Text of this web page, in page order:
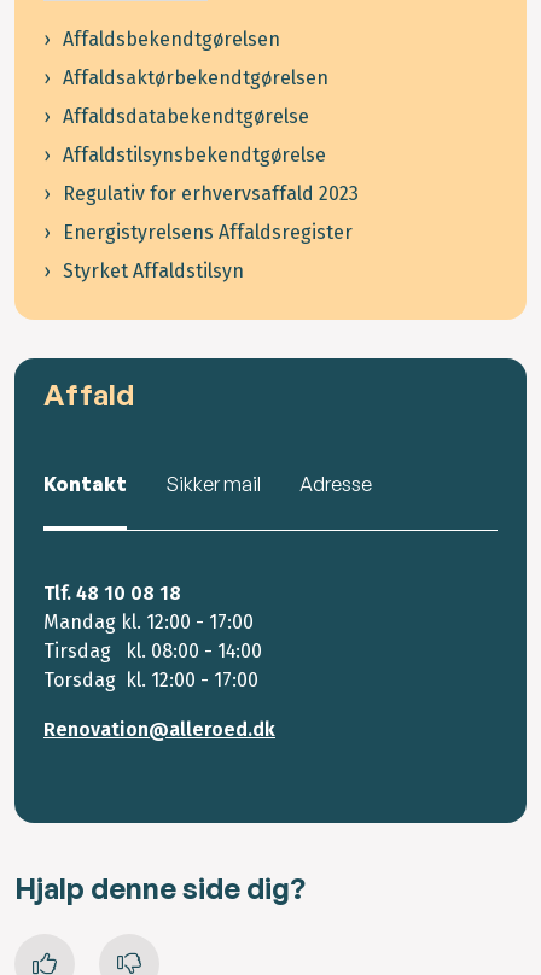
Affaldsbekendtgørelsen
Affaldsaktørbekendtgørelsen
Affaldsdatabekendtgørelse
Affaldstilsynsbekendtgørelse
Regulativ for erhvervsaffald 2023
Energistyrelsens Affaldsregister
Styrket Affaldstilsyn
Affald
Kontakt Sikker mail Adresse
Tlf. 48 10 08 18
Mandag kl. 12:00 - 17:00
Tirsdag kl. 08:00 - 14:00
Torsdag kl. 12:00 - 17:00
Renovation@alleroed.dk
Hjalp denne side dig?